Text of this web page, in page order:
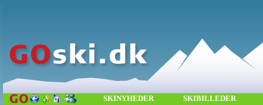
SKINYHEDER SKIBILLEDER